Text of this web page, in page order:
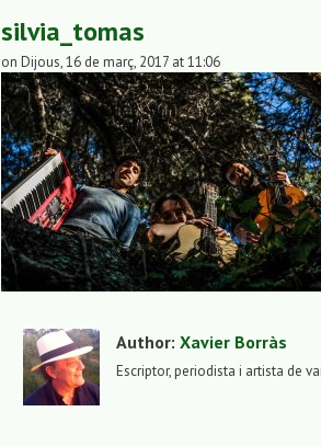
silvia_tomas
on Dijous, 16 de març, 2017 at 11:06
Author: Xavier Borràs
Escriptor, periodista i artista de